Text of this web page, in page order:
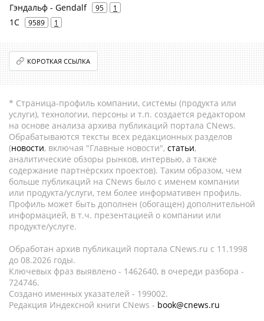
Гэндальф - Gendalf 95 1
1С 9589 1
КОРОТКАЯ ССЫЛКА
* Страница-профиль компании, системы (продукта или
услуги), технологии, персоны и т.п. создается редактором
на основе анализа архива публикаций портала CNews.
Обрабатываются тексты всех редакционных разделов
(новости, включая "Главные новости", статьи,
аналитические обзоры рынков, интервью, а также
содержание партнёрских проектов). Таким образом, чем
больше публикаций на CNews было с именем компании
или продукта/услуги, тем более информативен профиль.
Профиль может быть дополнен (обогащен) дополнительной
информацией, в т.ч. презентацией о компании или
продукте/услуге.
Обработан архив публикаций портала CNews.ru c 11.1998
до 08.2026 годы.
Ключевых фраз выявлено - 1462640, в очереди разбора -
724746.
Создано именных указателей - 199002.
Редакция Индексной книги CNews - book@cnews.ru